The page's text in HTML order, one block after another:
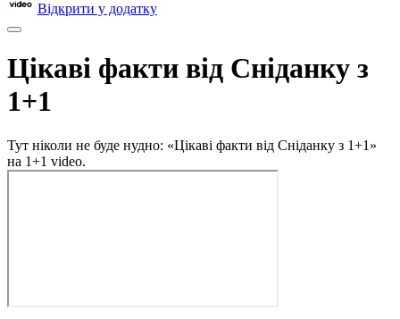
Відкрити у додатку
Цікаві факти від Сніданку з
1+1
Тут ніколи не буде нудно: «Цікаві факти від Сніданку з 1+1»
на 1+1 video.